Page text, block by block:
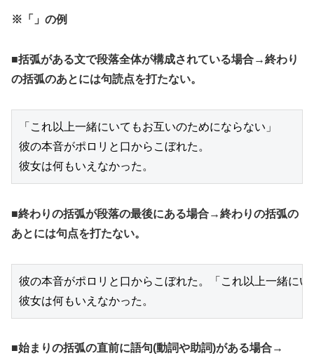
※「」の例
■括弧がある文で段落全体が構成されている場合→終わり
の括弧のあとには句読点を打たない。
「これ以上一緒にいてもお互いのためにならない」
彼の本音がポロリと口からこぼれた。
彼女は何もいえなかった。
■終わりの括弧が段落の最後にある場合→終わりの括弧の
あとには句点を打たない。
彼の本音がポロリと口からこぼれた。「これ以上一緒に
彼女は何もいえなかった。
■始まりの括弧の直前に語句(動詞や助詞)がある場合→